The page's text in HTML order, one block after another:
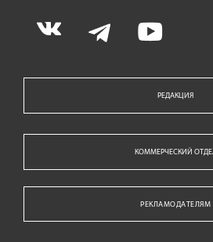
РЕДАКЦИЯ
КОММЕРЧЕСКИЙ
РЕКЛАМОДАТЕЛЯМ